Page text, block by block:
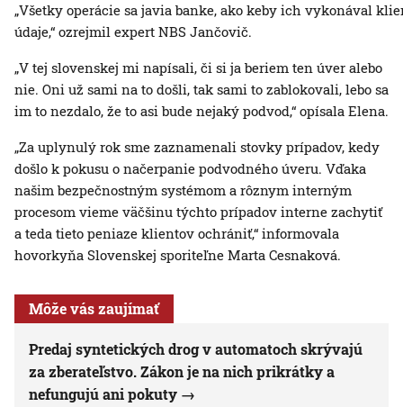
„Všetky operácie sa javia banke, ako keby ich vykonával
údaje,“ ozrejmil expert NBS Jančovič.
„V tej slovenskej mi napísali, či si ja beriem ten úver alebo
nie. Oni už sami na to došli, tak sami to zablokovali, lebo sa
im to nezdalo, že to asi bude nejaký podvod,“ opísala Elena.
„Za uplynulý rok sme zaznamenali stovky prípadov, kedy
došlo k pokusu o načerpanie podvodného úveru. Vďaka
našim bezpečnostným systémom a rôznym interným
procesom vieme väčšinu týchto prípadov interne zachytiť
a teda tieto peniaze klientov ochrániť,“ informovala
hovorkyňa Slovenskej sporiteľne Marta Cesnaková.
Môže vás zaujímať
Predaj syntetických drog v automatoch skrývajú
za zberateľstvo. Zákon je na nich prikrátky a
nefungujú ani pokuty